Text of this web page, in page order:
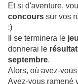
Et si d'aventure,
concours sur vos
:)
Il se terminera le
donnerai le résultat
septembre.
Alors, où avez-
Avez-vous ramené